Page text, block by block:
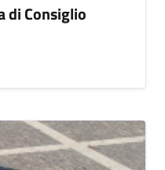
di Consiglio